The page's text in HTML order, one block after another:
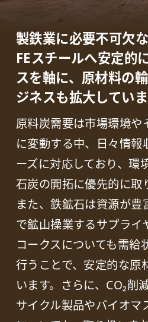
製鉄業に必要不可欠
FEスチールへ安定的
スを軸に、 原材料の
ジネスも拡大していま
原料炭需要は市場環境や
に変動する中、日々情報
ーズに対応しており、環
石炭の開拓に優先的に取
また、鉄鉱石は資源が
で鉱山操業するサプライ
コークスについても需給
行うことで、安定的な原
います。さらに、CO₂削
サイクル製品やバイオマ